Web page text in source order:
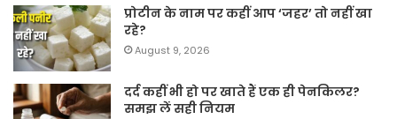
प्रोटीन के नाम पर कहीं आप ‘जहर’ तो नहीं खा
रहे?
August 9, 2026
दर्द कहीं भी हो पर खाते हैं एक ही पेनकिलर?
समझ लें सही नियम